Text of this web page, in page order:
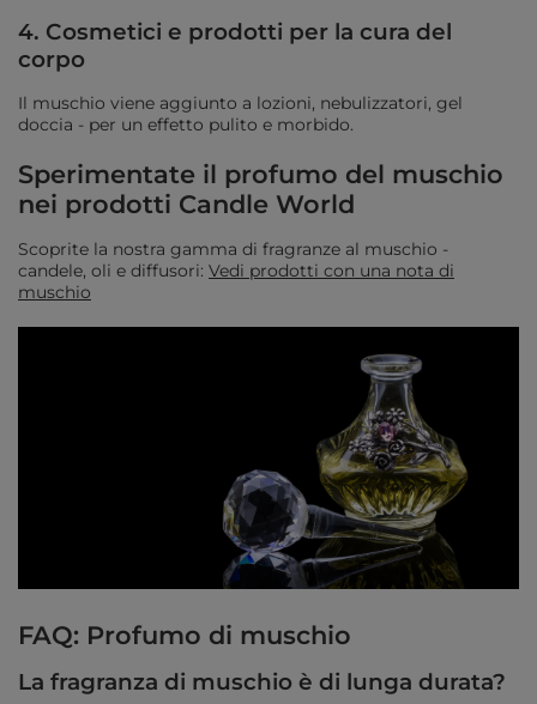
4. Cosmetici e prodotti per la cura del
corpo
Il muschio viene aggiunto a lozioni, nebulizzatori, gel
doccia - per un effetto pulito e morbido.
Sperimentate il profumo del muschio
nei prodotti Candle World
Scoprite la nostra gamma di fragranze al muschio -
candele, oli e diffusori: Vedi prodotti con una nota di
muschio
FAQ: Profumo di muschio
La fragranza di muschio è di lunga durata?